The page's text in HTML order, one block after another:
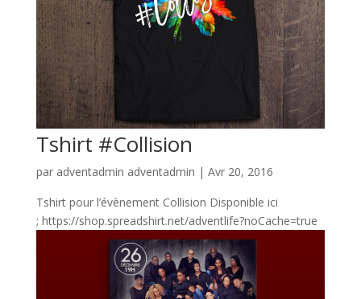
Tshirt #Collision
par adventadmin adventadmin | Avr 20, 2016
Tshirt pour l’évènement Collision Disponible ici
; https://shop.spreadshirt.net/adventlife?noCache=true